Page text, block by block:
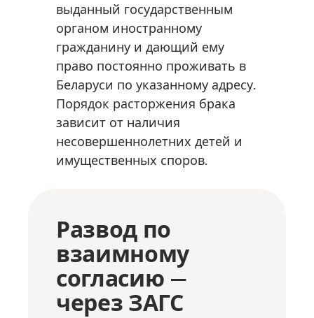
выданный государственным
органом иностранному
гражданину и дающий ему
право постоянно проживать в
Беларуси по указанному адресу.
Порядок расторжения брака
зависит от наличия
несовершеннолетних детей и
имущественных споров.
Развод по
взаимному
согласию —
через ЗАГС